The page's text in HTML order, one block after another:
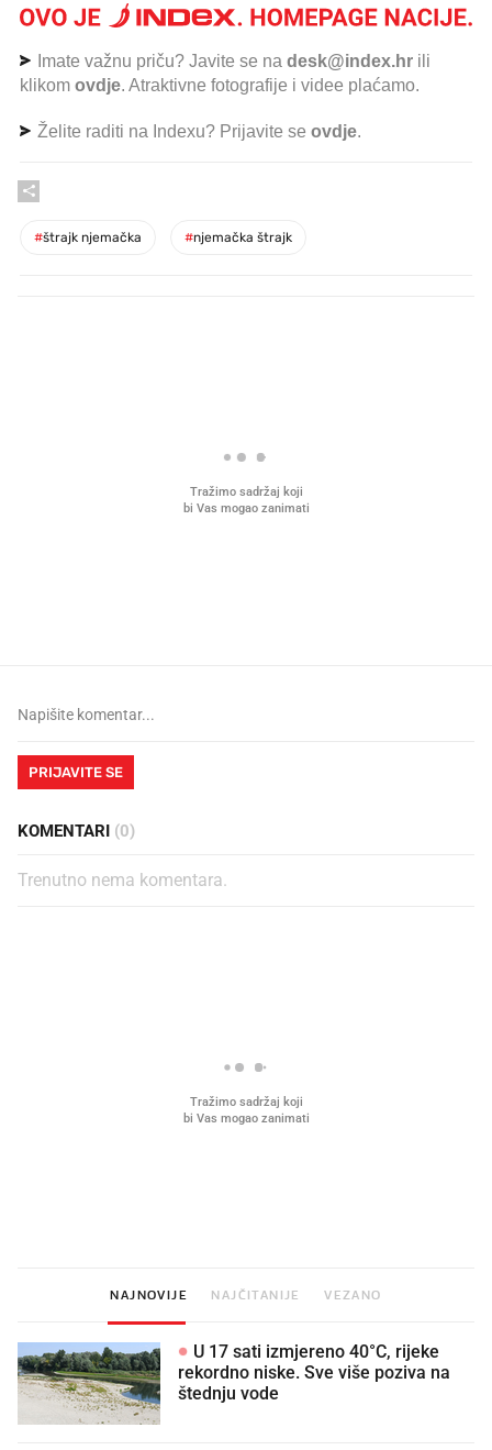
Imate važnu priču? Javite se na desk@index.hr ili
klikom ovdje. Atraktivne fotografije i videe plaćamo.
Želite raditi na Indexu? Prijavite se ovdje.
#štrajk njemačka #njemačka štrajk
PRIJAVITE SE
KOMENTARI (0)
Trenutno nema komentara.
NAJNOVIJE NAJČITANIJE VEZANO
U 17 sati izmjereno 40°C, rijeke
rekordno niske. Sve više poziva na
štednju vode